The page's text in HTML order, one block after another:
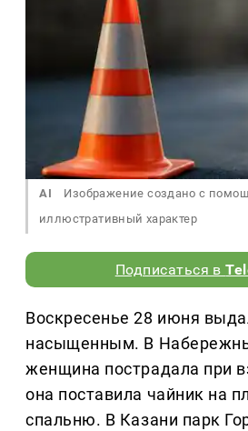
AI
Изображение создано с
иллюстративный характер
Подписаться в
Воскресенье 28 июня
насыщенным. В
женщина пострадала при
она поставила чайник на
спальню. В Казани парк